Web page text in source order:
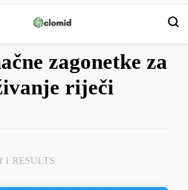
zagonetke za
riječi
1 RESULTS